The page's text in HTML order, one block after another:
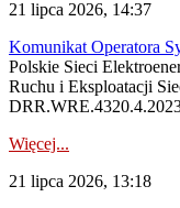
21 lipca 2026, 14:37
Komunikat Operatora
Polskie Sieci
Ruchu i Eksploatacji
Więcej...
21 lipca 2026, 13:18